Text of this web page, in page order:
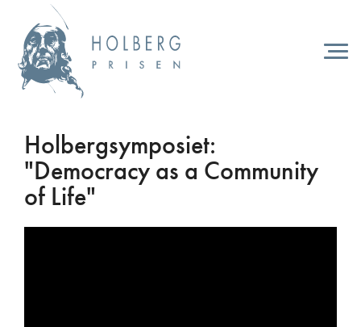
hovedinnhold
Holbergsymposiet:
"Democracy as a Community
of Life"